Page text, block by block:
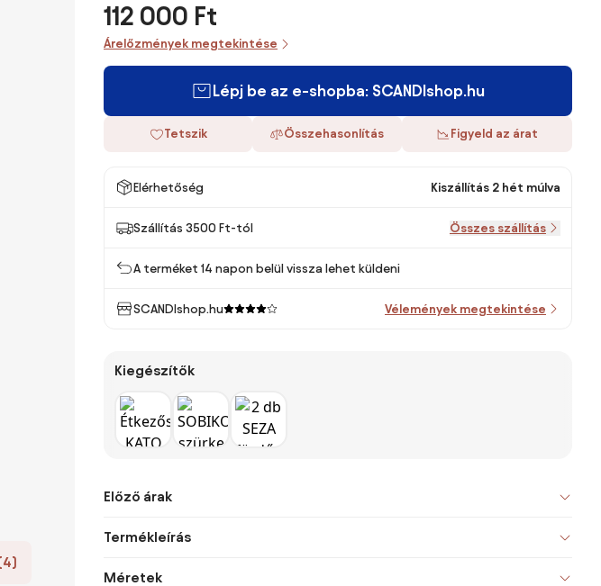
112 000 Ft
Árelőzmények megtekintése
Lépj be az e-shopba: SCANDIshop.hu
Tetszik Összehasonlítás Figyeld az árat
Elérhetőség Kiszállítás 2 hét múlva
Szállítás 3500 Ft-tól Összes szállítás
A terméket 14 napon belül vissza lehet küldeni
SCANDIshop.hu Vélemények megtekintése
Kiegészítők
Előző árak
Termékleírás
Méretek